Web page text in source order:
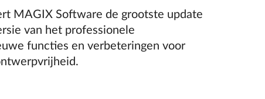
MAGIX Software de grootste update
van het professionele
functies en verbeteringen voor